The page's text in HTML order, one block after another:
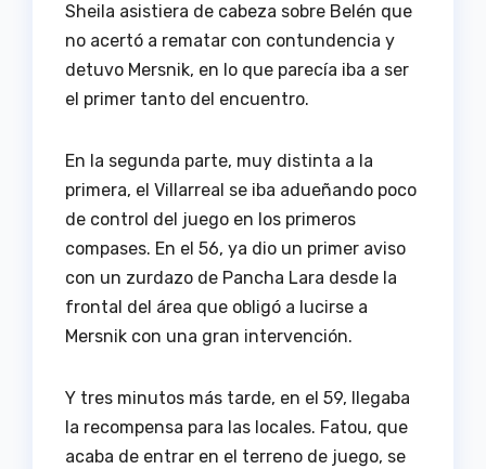
Sheila asistiera de cabeza sobre Belén que
no acertó a rematar con contundencia y
detuvo Mersnik, en lo que parecía iba a ser
el primer tanto del encuentro.
En la segunda parte, muy distinta a la
primera, el Villarreal se iba adueñando poco
de control del juego en los primeros
compases. En el 56, ya dio un primer aviso
con un zurdazo de Pancha Lara desde la
frontal del área que obligó a lucirse a
Mersnik con una gran intervención.
Y tres minutos más tarde, en el 59, llegaba
la recompensa para las locales. Fatou, que
acaba de entrar en el terreno de juego, se